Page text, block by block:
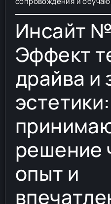
Инсайт
Эффект
драйва и
решение
опыт и